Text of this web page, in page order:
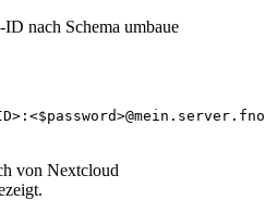
nach Schema umbaue
von Nextcloud